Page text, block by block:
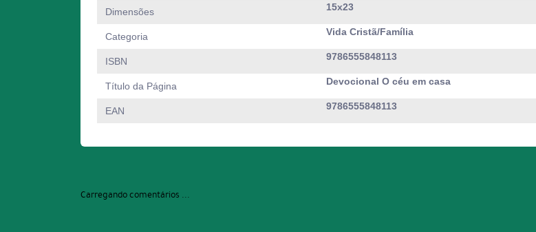
Dimensões 15x23
Categoria Vida Cristã/Família
ISBN 9786555848113
Título da Página Devocional O céu em casa
EAN 9786555848113
Carregando comentários ...